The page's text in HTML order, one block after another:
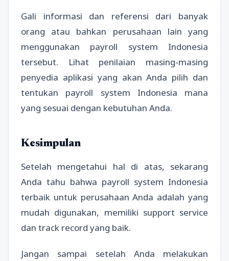
Gali informasi dan referensi dari banyak
orang atau bahkan perusahaan lain yang
menggunakan payroll system Indonesia
tersebut. Lihat penilaian masing-masing
penyedia aplikasi yang akan Anda pilih dan
tentukan payroll system Indonesia mana
yang sesuai dengan kebutuhan Anda.
Kesimpulan
Setelah mengetahui hal di atas, sekarang
Anda tahu bahwa payroll system Indonesia
terbaik untuk perusahaan Anda adalah yang
mudah digunakan, memiliki support service
dan track record yang baik.
Jangan sampai setelah Anda melakukan